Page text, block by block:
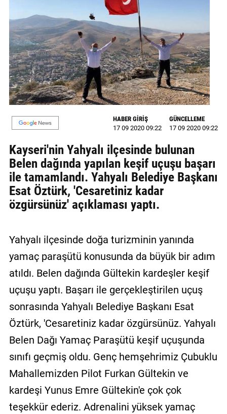
EĞİTİM
GALERİ
VİDEO
YAZARLAR
BİZE
ULAŞIN
İletişim
Gizlilik
Sözleşmesi
HABER GİRİŞ
17 09 2020 09:22
GÜNCELLEME
17 09 2020 09:22
Kayseri'nin Yahyalı ilçesinde bulunan
Belen dağında yapılan keşif uçuşu başarı
ile tamamlandı. Yahyalı Belediye Başkanı
Esat Öztürk, 'Cesaretiniz kadar
özgürsünüz' açıklaması yaptı.
Yahyalı ilçesinde doğa turizminin yanında
yamaç paraşütü konusunda da büyük bir adım
atıldı. Belen dağında Gültekin kardeşler keşif
uçuşu yaptı. Başarı ile gerçekleştirilen uçuş
sonrasında Yahyalı Belediye Başkanı Esat
Öztürk, 'Cesaretiniz kadar özgürsünüz. Yahyalı
Belen Dağı Yamaç Paraşütü keşif uçuşunda
sınıfı geçmiş oldu. Genç hemşehrimiz Çubuklu
Mahallemizden Pilot Furkan Gültekin ve
kardeşi Yunus Emre Gültekin'e çok çok
teşekkür ederiz. Adrenalini yüksek yamaç